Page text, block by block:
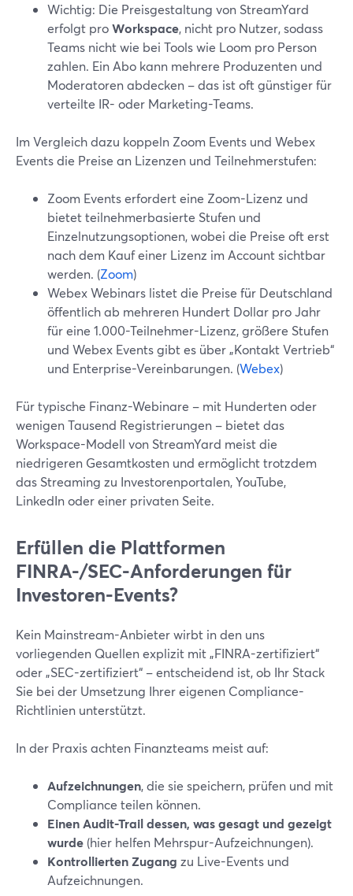
Wichtig: Die Preisgestaltung von StreamYard
erfolgt proWorkspace, nicht pro Nutzer, sodass
Teams nicht wie bei Tools wie Loom pro Person
zahlen. Ein Abo kann mehrere Produzenten und
Moderatoren abdecken – das ist oft günstiger für
verteilte IR- oder Marketing-Teams.
Im Vergleich dazu koppeln Zoom Events und Webex
Events die Preise an Lizenzen und Teilnehmerstufen:
Zoom Events erfordert eine Zoom-Lizenz und
bietet teilnehmerbasierte Stufen und
Einzelnutzungsoptionen, wobei die Preise oft erst
nach dem Kauf einer Lizenz im Account sichtbar
werden. (Zoom)
Webex Webinars listet die Preise für Deutschland
öffentlich ab mehreren Hundert Dollar pro Jahr
für eine 1.000-Teilnehmer-Lizenz, größere Stufen
und Webex Events gibt es über „Kontakt Vertrieb“
und Enterprise-Vereinbarungen. (Webex)
Für typische Finanz-Webinare – mit Hunderten oder
wenigen Tausend Registrierungen – bietet das
Workspace-Modell von StreamYard meist die
niedrigeren Gesamtkosten und ermöglicht trotzdem
das Streaming zu Investorenportalen, YouTube,
LinkedIn oder einer privaten Seite.
Erfüllen die Plattformen
FINRA-/SEC-Anforderungen für
Investoren-Events?
Kein Mainstream-Anbieter wirbt in den uns
vorliegenden Quellen explizit mit „FINRA-zertifiziert“
oder „SEC-zertifiziert“ – entscheidend ist, ob Ihr Stack
Sie bei der Umsetzung Ihrer eigenen Compliance-
Richtlinien unterstützt.
In der Praxis achten Finanzteams meist auf:
Aufzeichnungen, die sie speichern, prüfen und mit
Compliance teilen können.
Einen Audit-Trail dessen, was gesagt und gezeigt
wurde (hier helfen Mehrspur-Aufzeichnungen).
Kontrollierten Zugang zu Live-Events und
Aufzeichnungen.